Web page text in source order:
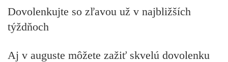
Dovolenkujte so zľavou už v najbližších
týždňoch
Aj v auguste môžete zažiť skvelú dovolenku